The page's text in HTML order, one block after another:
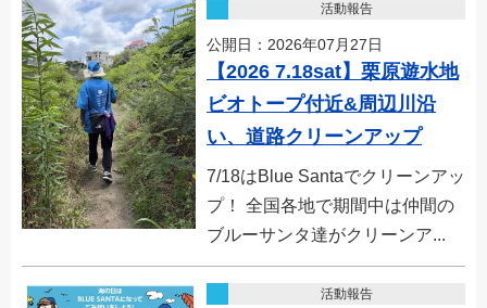
活動報告
公開日：2026年07月27日
【2026 7.18sat】栗原遊水地
ビオトープ付近&周辺川沿
い、道路クリーンアップ
7/18はBlue Santaでクリーンアッ
プ！ 全国各地で期間中は仲間の
ブルーサンタ達がクリーンア...
活動報告